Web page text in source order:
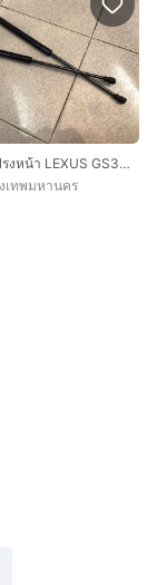
โช๊คฝากระโปรงหน้า LEXUS GS300 Aristo ES300 IS250 LS460 Camry
เทพมหานคร